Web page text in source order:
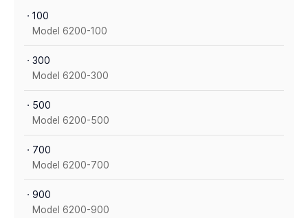
ㆍ100
Model 6200-100
ㆍ300
Model 6200-300
ㆍ500
Model 6200-500
ㆍ700
Model 6200-700
ㆍ900
Model 6200-900